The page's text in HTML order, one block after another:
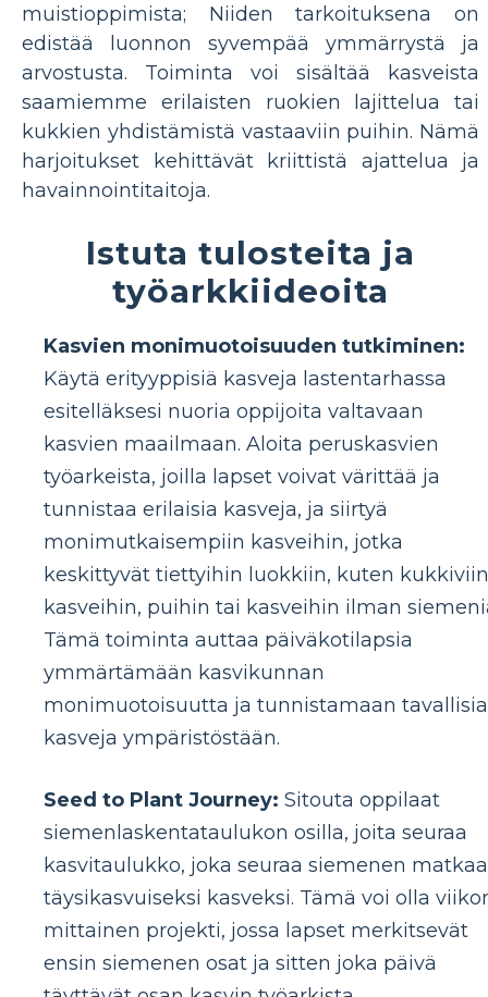
muistioppimista; Niiden tarkoituksena on
edistää luonnon syvempää ymmärrystä ja
arvostusta. Toiminta voi sisältää kasveista
saamiemme erilaisten ruokien lajittelua tai
kukkien yhdistämistä vastaaviin puihin. Nämä
harjoitukset kehittävät kriittistä ajattelua ja
havainnointitaitoja.
Istuta tulosteita ja
työarkkiideoita
Kasvien monimuotoisuuden tutkiminen:
Käytä erityyppisiä kasveja lastentarhassa
esitelläksesi nuoria oppijoita valtavaan
kasvien maailmaan. Aloita peruskasvien
työarkeista, joilla lapset voivat värittää ja
tunnistaa erilaisia ​​kasveja, ja siirtyä
monimutkaisempiin kasveihin, jotka
keskittyvät tiettyihin luokkiin, kuten kukkiviin
kasveihin, puihin tai kasveihin ilman
Tämä toiminta auttaa päiväkotilapsia
ymmärtämään kasvikunnan
monimuotoisuutta ja tunnistamaan tavallisia
kasveja ympäristöstään.
Seed to Plant Journey: Sitouta oppilaat
siemenlaskentataulukon osilla, joita seuraa
kasvitaulukko, joka seuraa siemenen matkaa
täysikasvuiseksi kasveksi. Tämä voi olla
mittainen projekti, jossa lapset merkitsevät
ensin siemenen osat ja sitten joka päivä